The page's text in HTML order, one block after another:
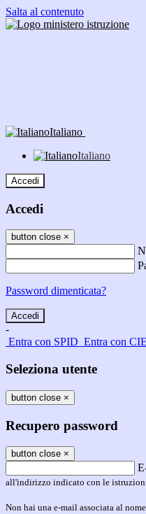
Salta al contenuto
Italiano
Italiano
Accedi
Accedi
button close ×
Password dimenticata?
-
Entra con SPID Entra con CIE
Seleziona utente
button close ×
Recupero password
button close ×
all'indirizzo indicato con le
Non hai una e-mail associata al